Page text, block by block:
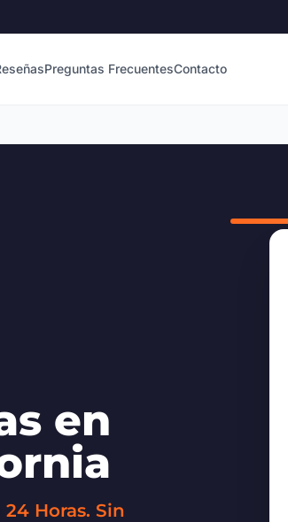
Preguntas FrecuentesContacto
en
Horas. Sin